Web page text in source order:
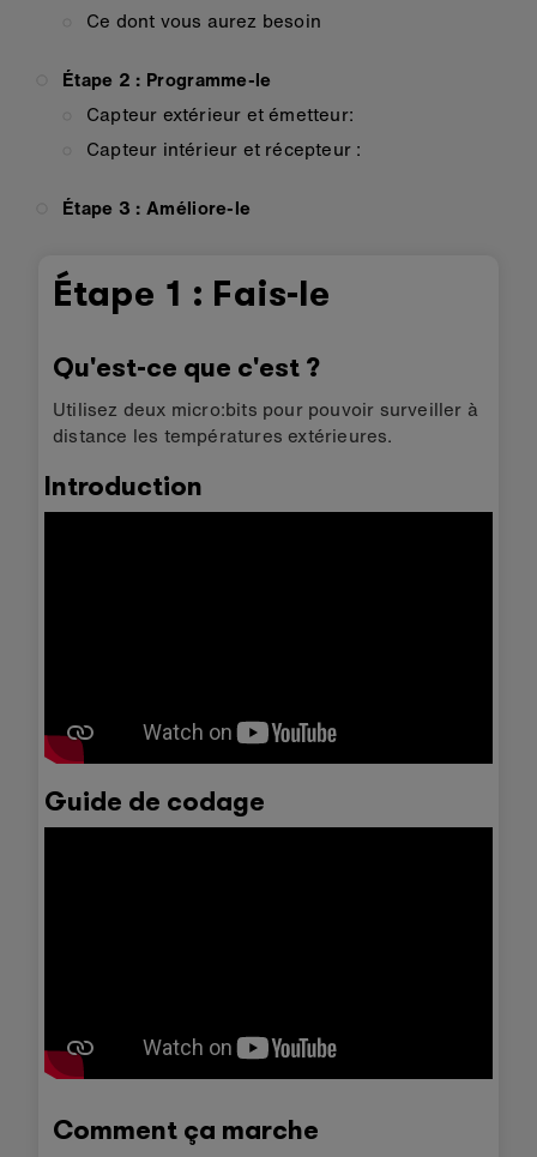
Ce dont vous aurez besoin
Étape 2 : Programme-le
Capteur extérieur et émetteur:
Capteur intérieur et récepteur :
Étape 3 : Améliore-le
Étape 1 : Fais-le
Qu'est-ce que c'est ?
Utilisez deux micro:bits pour pouvoir surveiller à
distance les températures extérieures.
Introduction
Guide de codage
Comment ça marche